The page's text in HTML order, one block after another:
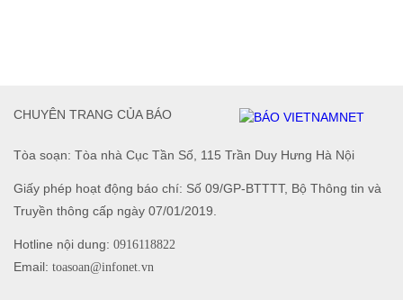
Tòa soạn: Tòa nhà Cục Tần Số, 115 Trần Duy Hưng Hà Nội
Giấy phép hoạt động báo chí: Số 09/GP-BTTTT, Bộ Thông tin và
Truyền thông cấp ngày 07/01/2019.
Hotline nội dung: 0916118822
Email: toasoan@infonet.vn
CHUYÊN TRANG CỦA BÁO